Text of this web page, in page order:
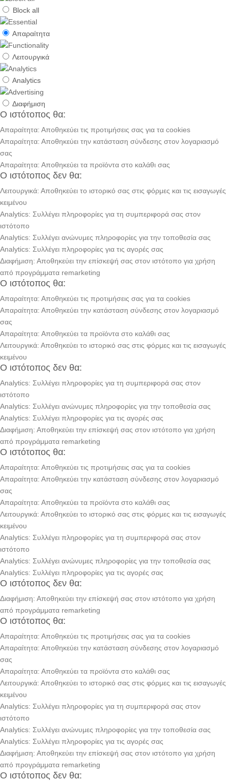
Block all
Απαραίτητα
Λειτουργικά
Analytics
Διαφήμιση
Ο ιστότοπος θα:
Απαραίτητα: Αποθηκεύει τις προτιμήσεις σας για τα cookies
Απαραίτητα: Αποθηκεύει την κατάσταση σύνδεσης στον λογαριασμό
σας
Απαραίτητα: Αποθηκεύει τα προϊόντα στο καλάθι σας
Ο ιστότοπος δεν θα:
Λειτουργικά: Αποθηκεύει το ιστορικό σας στις φόρμες και τις εισαγωγές
κειμένου
Analytics: Συλλέγει πληροφορίες για τη συμπεριφορά σας στον
ιστότοπο
Analytics: Συλλέγει ανώνυμες πληροφορίες για την τοποθεσία σας
Analytics: Συλλέγει πληροφορίες για τις αγορές σας
Διαφήμιση: Αποθηκεύει την επίσκεψή σας στον ιστότοπο για χρήση
από προγράμματα remarketing
Ο ιστότοπος θα:
Απαραίτητα: Αποθηκεύει τις προτιμήσεις σας για τα cookies
Απαραίτητα: Αποθηκεύει την κατάσταση σύνδεσης στον λογαριασμό
σας
Απαραίτητα: Αποθηκεύει τα προϊόντα στο καλάθι σας
Λειτουργικά: Αποθηκεύει το ιστορικό σας στις φόρμες και τις εισαγωγές
κειμένου
Ο ιστότοπος δεν θα:
Analytics: Συλλέγει πληροφορίες για τη συμπεριφορά σας στον
ιστότοπο
Analytics: Συλλέγει ανώνυμες πληροφορίες για την τοποθεσία σας
Analytics: Συλλέγει πληροφορίες για τις αγορές σας
Διαφήμιση: Αποθηκεύει την επίσκεψή σας στον ιστότοπο για χρήση
από προγράμματα remarketing
Ο ιστότοπος θα:
Απαραίτητα: Αποθηκεύει τις προτιμήσεις σας για τα cookies
Απαραίτητα: Αποθηκεύει την κατάσταση σύνδεσης στον λογαριασμό
σας
Απαραίτητα: Αποθηκεύει τα προϊόντα στο καλάθι σας
Λειτουργικά: Αποθηκεύει το ιστορικό σας στις φόρμες και τις εισαγωγές
κειμένου
Analytics: Συλλέγει πληροφορίες για τη συμπεριφορά σας στον
ιστότοπο
Analytics: Συλλέγει ανώνυμες πληροφορίες για την τοποθεσία σας
Analytics: Συλλέγει πληροφορίες για τις αγορές σας
Ο ιστότοπος δεν θα:
Διαφήμιση: Αποθηκεύει την επίσκεψή σας στον ιστότοπο για χρήση
από προγράμματα remarketing
Ο ιστότοπος θα:
Απαραίτητα: Αποθηκεύει τις προτιμήσεις σας για τα cookies
Απαραίτητα: Αποθηκεύει την κατάσταση σύνδεσης στον λογαριασμό
σας
Απαραίτητα: Αποθηκεύει τα προϊόντα στο καλάθι σας
Λειτουργικά: Αποθηκεύει το ιστορικό σας στις φόρμες και τις εισαγωγές
κειμένου
Analytics: Συλλέγει πληροφορίες για τη συμπεριφορά σας στον
ιστότοπο
Analytics: Συλλέγει ανώνυμες πληροφορίες για την τοποθεσία σας
Analytics: Συλλέγει πληροφορίες για τις αγορές σας
Διαφήμιση: Αποθηκεύει την επίσκεψή σας στον ιστότοπο για χρήση
από προγράμματα remarketing
Ο ιστότοπος δεν θα: